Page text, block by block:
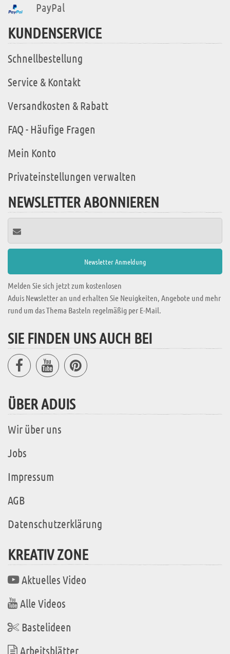
PayPal
KUNDENSERVICE
Schnellbestellung
Service & Kontakt
Versandkosten & Rabatt
FAQ - Häufige Fragen
Mein Konto
Privateinstellungen verwalten
NEWSLETTER ABONNIEREN
Melden Sie sich jetzt zum kostenlosen
Aduis Newsletter an und erhalten Sie Neuigkeiten, Angebote und mehr
rund um das Thema Basteln regelmäßig per E-Mail.
SIE FINDEN UNS AUCH BEI
ÜBER ADUIS
Wir über uns
Jobs
Impressum
AGB
Datenschutzerklärung
KREATIV ZONE
Aktuelles Video
Alle Videos
Bastelideen
Arbeitsblätter